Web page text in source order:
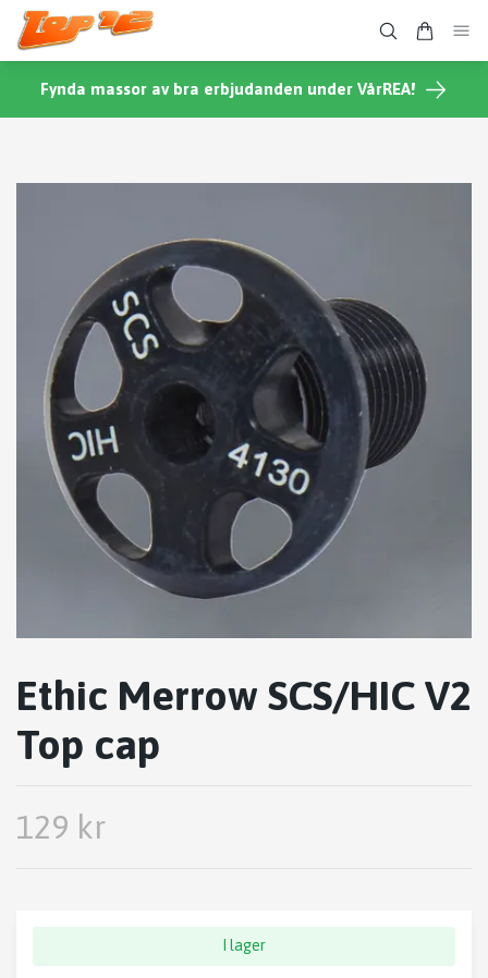
Fynda massor av bra erbjudanden under VårREA!
Ethic Merrow SCS/HIC V2
Top cap
129 kr
I lager